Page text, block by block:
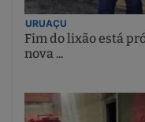
URUAÇU
Fim do lixão está
nova ...